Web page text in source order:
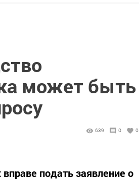
может быть
639 0 0
подать заявление о